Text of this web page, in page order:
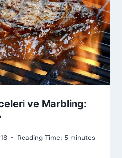
ve Marbling:
Reading Time: 5 minutes